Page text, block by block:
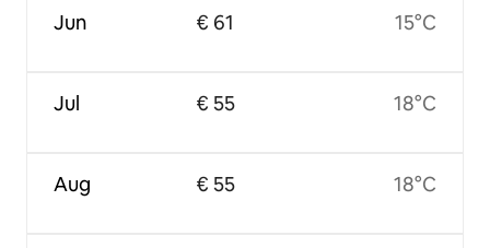
Jun
Jul
Aug
€ 61
€ 55
€ 55
15°C
18°C
18°C